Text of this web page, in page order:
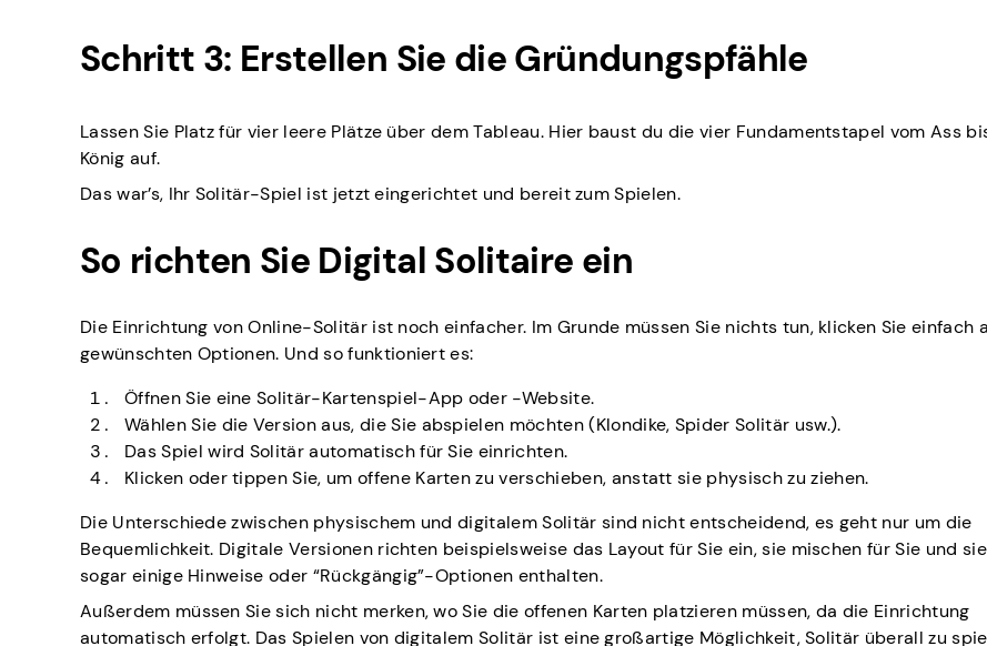
Schritt 3: Erstellen Sie die Gründungspfähle
Lassen Sie Platz für vier leere Plätze über dem Tableau. Hier baust du die vier Fundamentstapel vom Ass
König auf.
Das war’s, Ihr Solitär-Spiel ist jetzt eingerichtet und bereit zum Spielen.
So richten Sie Digital Solitaire ein
Die Einrichtung von Online-Solitär ist noch einfacher. Im Grunde müssen Sie nichts tun, klicken Sie einfach
gewünschten Optionen. Und so funktioniert es:
Öffnen Sie eine Solitär-Kartenspiel-App oder -Website.
Wählen Sie die Version aus, die Sie abspielen möchten (Klondike, Spider Solitär usw.).
Das Spiel wird Solitär automatisch für Sie einrichten.
Klicken oder tippen Sie, um offene Karten zu verschieben, anstatt sie physisch zu ziehen.
Die Unterschiede zwischen physischem und digitalem Solitär sind nicht entscheidend, es geht nur um die
Bequemlichkeit. Digitale Versionen richten beispielsweise das Layout für Sie ein, sie mischen für Sie und
sogar einige Hinweise oder “Rückgängig”-Optionen enthalten.
Außerdem müssen Sie sich nicht merken, wo Sie die offenen Karten platzieren müssen, da die Einrichtung
automatisch erfolgt. Das Spielen von digitalem Solitär ist eine großartige Möglichkeit, Solitär überall zu